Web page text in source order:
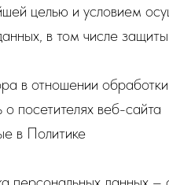
целью и условием
в том числе
в отношении
посетителях веб-
в Политике